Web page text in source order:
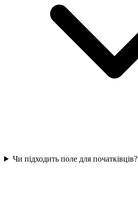
Чи підходить поле для початківців?